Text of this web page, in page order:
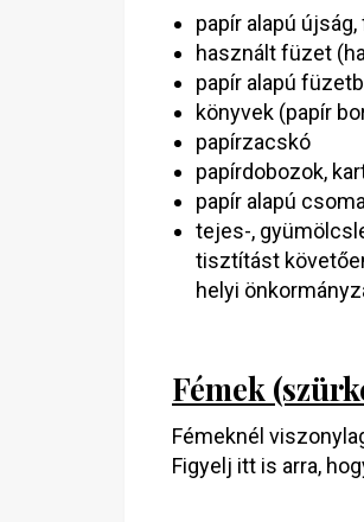
papír alapú
használt füzet
papír alapú
könyvek (papír
papírzacskó
papírdobozok,
papír alapú
tejes-,
tisztítást
helyi
Fémek
Fémeknél
Figyelj itt is arra,